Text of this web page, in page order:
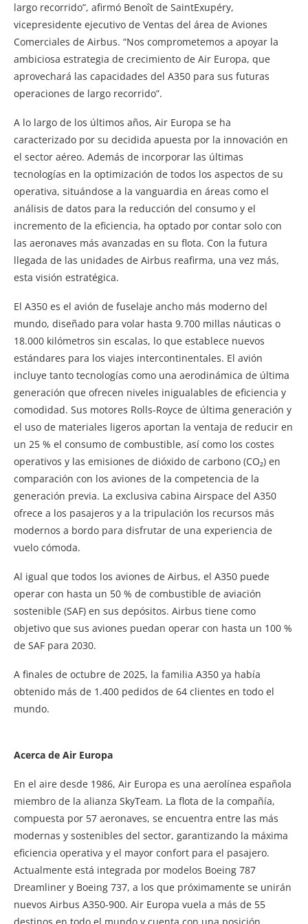
largo recorrido”, afirmó Benoît de SaintExupéry,
vicepresidente ejecutivo de Ventas del área de Aviones
Comerciales de Airbus. “Nos comprometemos a apoyar la
ambiciosa estrategia de crecimiento de Air Europa, que
aprovechará las capacidades del A350 para sus futuras
operaciones de largo recorrido”.
A lo largo de los últimos años, Air Europa se ha
caracterizado por su decidida apuesta por la innovación en
el sector aéreo. Además de incorporar las últimas
tecnologías en la optimización de todos los aspectos de su
operativa, situándose a la vanguardia en áreas como el
análisis de datos para la reducción del consumo y el
incremento de la eficiencia, ha optado por contar solo con
las aeronaves más avanzadas en su flota. Con la futura
llegada de las unidades de Airbus reafirma, una vez más,
esta visión estratégica.
El A350 es el avión de fuselaje ancho más moderno del
mundo, diseñado para volar hasta 9.700 millas náuticas o
18.000 kilómetros sin escalas, lo que establece nuevos
estándares para los viajes intercontinentales. El avión
incluye tanto tecnologías como una aerodinámica de última
generación que ofrecen niveles inigualables de eficiencia y
comodidad. Sus motores Rolls-Royce de última generación y
el uso de materiales ligeros aportan la ventaja de reducir en
un 25 % el consumo de combustible, así como los costes
operativos y las emisiones de dióxido de carbono (CO₂) en
comparación con los aviones de la competencia de la
generación previa. La exclusiva cabina Airspace del A350
ofrece a los pasajeros y a la tripulación los recursos más
modernos a bordo para disfrutar de una experiencia de
vuelo cómoda.
Al igual que todos los aviones de Airbus, el A350 puede
operar con hasta un 50 % de combustible de aviación
sostenible (SAF) en sus depósitos. Airbus tiene como
objetivo que sus aviones puedan operar con hasta un 100 %
de SAF para 2030.
A finales de octubre de 2025, la familia A350 ya había
obtenido más de 1.400 pedidos de 64 clientes en todo el
mundo.
Acerca de Air Europa
En el aire desde 1986, Air Europa es una aerolínea española
miembro de la alianza SkyTeam. La flota de la compañía,
compuesta por 57 aeronaves, se encuentra entre las más
modernas y sostenibles del sector, garantizando la máxima
eficiencia operativa y el mayor confort para el pasajero.
Actualmente está integrada por modelos Boeing 787
Dreamliner y Boeing 737, a los que próximamente se unirán
nuevos Airbus A350-900. Air Europa vuela a más de 55